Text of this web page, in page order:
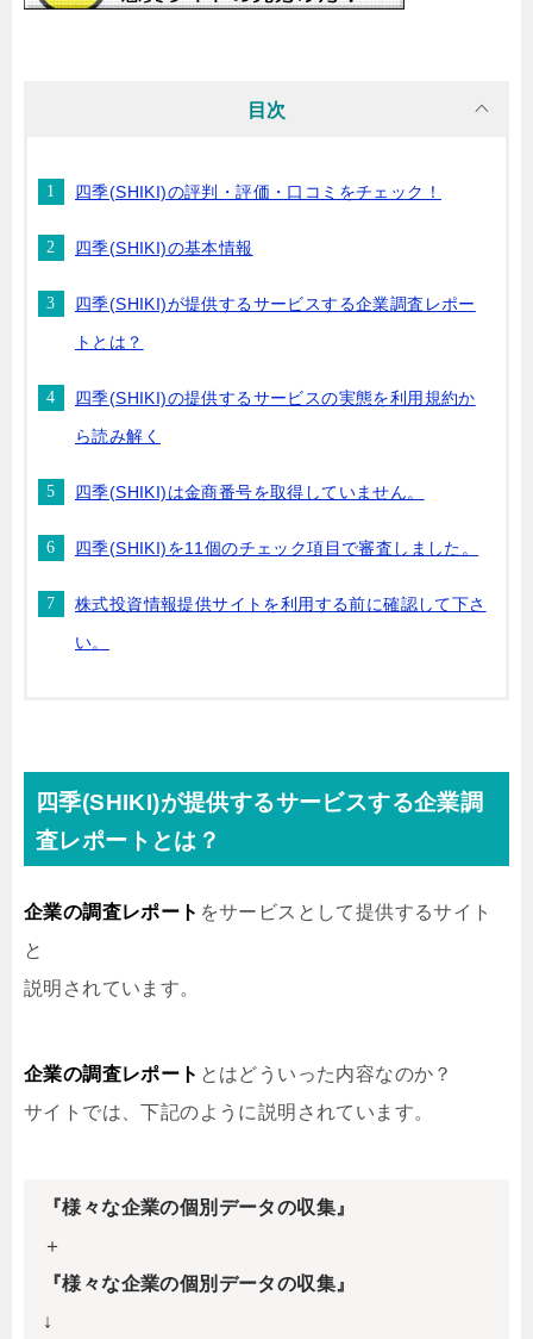
目次
四季(SHIKI)の評判・評価・口コミをチェック！
四季(SHIKI)の基本情報
四季(SHIKI)が提供するサービスする企業調査レポー
トとは？
四季(SHIKI)の提供するサービスの実態を利用規約か
ら読み解く
四季(SHIKI)は金商番号を取得していません。
四季(SHIKI)を11個のチェック項目で審査しました。
株式投資情報提供サイトを利用する前に確認して下さ
い。
四季(SHIKI)が提供するサービスする企業調
査レポートとは？
企業の調査レポート をサービスとして提供するサイト
と
説明されています。
企業の調査レポート とはどういった内容なのか？
サイトでは、下記のように説明されています。
『様々な企業の個別データの収集』
＋
『様々な企業の個別データの収集』
↓